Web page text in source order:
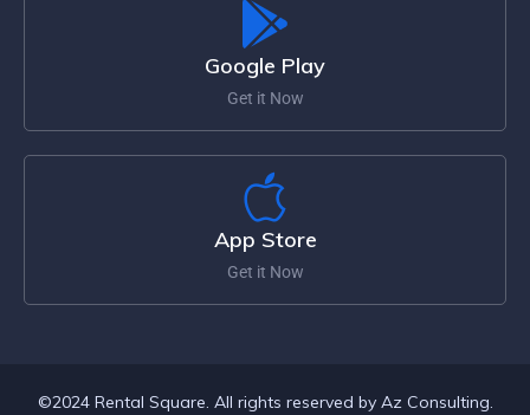
Google Play
Get it Now
App Store
Get it Now
©2024 Rental Square. All rights reserved by Az Consulting.